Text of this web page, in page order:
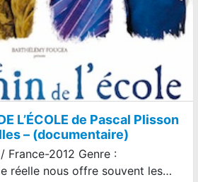
L’ÉCOLE de Pascal Plisson
– (documentaire)
France-2012 Genre :
réelle nous offre souvent les…